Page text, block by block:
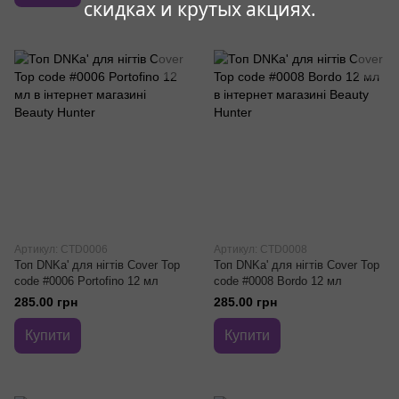
скидках и крутых акциях.
Артикул: CTD0006
Топ DNKa' для нігтів Cover Top
code #0006 Portofino 12 мл
285.00 грн
Купити
Артикул: CTD0008
Топ DNKa' для нігтів Cover Top
code #0008 Bordo 12 мл
285.00 грн
Купити